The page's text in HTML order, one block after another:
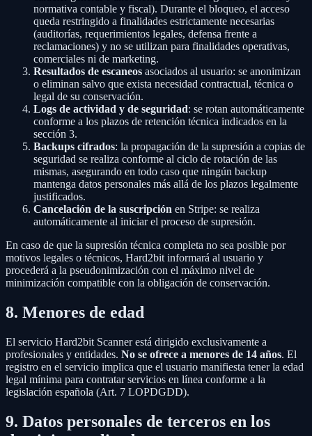
normativa contable y fiscal). Durante el bloqueo, el acceso
queda restringido a finalidades estrictamente necesarias
(auditorías, requerimientos legales, defensa frente a
reclamaciones) y no se utilizan para finalidades operativas,
comerciales ni de marketing.
Resultados de escaneos asociados al usuario: se anonimizan
o eliminan salvo que exista necesidad contractual, técnica o
legal de su conservación.
Logs de actividad y de seguridad: se rotan automáticamente
conforme a los plazos de retención técnica indicados en la
sección 3.
Backups cifrados: la propagación de la supresión a copias de
seguridad se realiza conforme al ciclo de rotación de las
mismas, asegurando en todo caso que ningún backup
mantenga datos personales más allá de los plazos legalmente
justificados.
Cancelación de la suscripción en Stripe: se realiza
automáticamente al iniciar el proceso de supresión.
En caso de que la supresión técnica completa no sea posible por
motivos legales o técnicos, Hard2bit informará al usuario y
procederá a la pseudonimización con el máximo nivel de
minimización compatible con la obligación de conservación.
8. Menores de edad
El servicio Hard2bit Scanner está dirigido exclusivamente a
profesionales y entidades. No se ofrece a menores de 14 años. El
registro en el servicio implica que el usuario manifiesta tener la edad
legal mínima para contratar servicios en línea conforme a la
legislación española (Art. 7 LOPDGDD).
9. Datos personales de terceros en los